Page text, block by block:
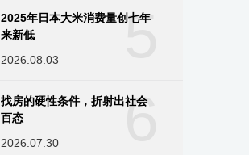
5
2025年日本大米消费量创七年
来新低
2026.08.03
6
找房的硬性条件，折射出社会
百态
2026.07.30